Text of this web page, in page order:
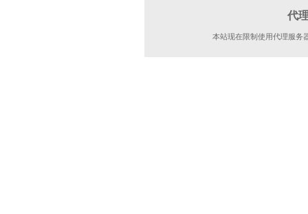
代
本站现在限制使用代理服务